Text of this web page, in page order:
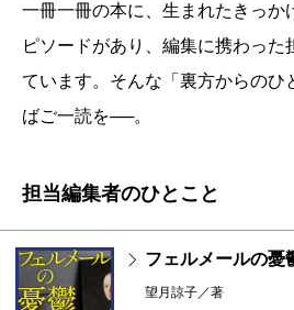
一冊一冊の本に、生まれたきっか
ピソードがあり、編集に携わった
ています。そんな「裏方からのひ
ばご一読を──。
担当編集者のひとこと
フェルメールの憂
望月諒子／著